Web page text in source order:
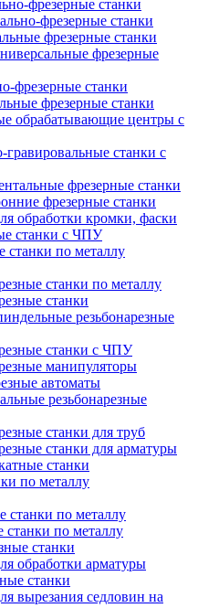
фрезерные станки
фрезерные станки
фрезерные станки
фрезерные
фрезерные станки
фрезерные станки
обрабатывающие центры с
гравировальные станки с
фрезерные станки
фрезерные станки
обработки кромки, фаски
станки с ЧПУ
станки по металлу
станки по металлу
станки
резьбонарезные
станки с ЧПУ
манипуляторы
автоматы
резьбонарезные
станки для труб
станки для арматуры
станки
по металлу
станки по металлу
станки по металлу
станки
обработки арматуры
станки
вырезания седловин на